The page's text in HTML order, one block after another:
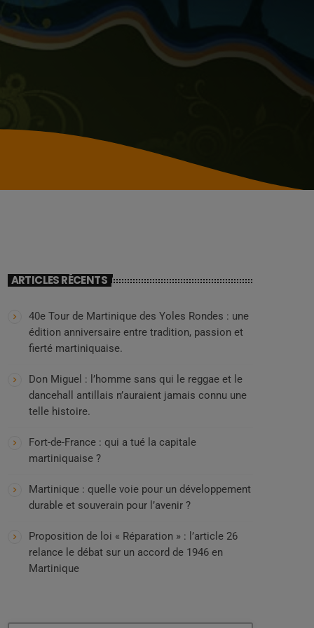
ARTICLES RÉCENTS
40e Tour de Martinique des Yoles Rondes : une
édition anniversaire entre tradition, passion et
fierté martiniquaise.
Don Miguel : l’homme sans qui le reggae et le
dancehall antillais n’auraient jamais connu une
telle histoire.
Fort-de-France : qui a tué la capitale
martiniquaise ?
Martinique : quelle voie pour un développement
durable et souverain pour l’avenir ?
Proposition de loi « Réparation » : l’article 26
relance le débat sur un accord de 1946 en
Martinique